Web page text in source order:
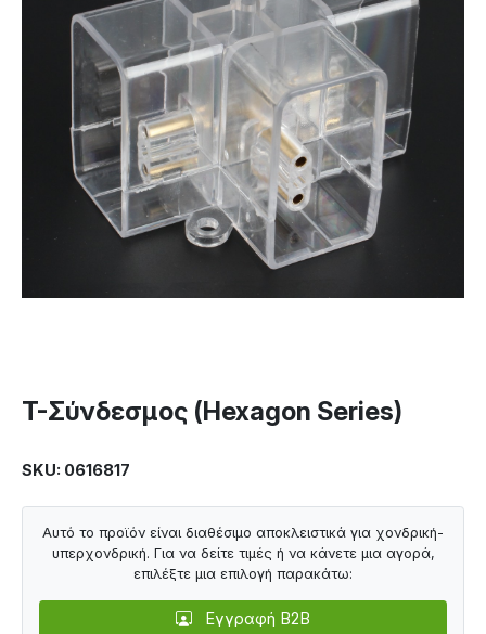
T-Σύνδεσμος (Hexagon Series)
SKU: 0616817
Αυτό το προϊόν είναι διαθέσιμο αποκλειστικά για χονδρική-
υπερχονδρική. Για να δείτε τιμές ή να κάνετε μια αγορά,
επιλέξτε μια επιλογή παρακάτω:
Εγγραφή B2B